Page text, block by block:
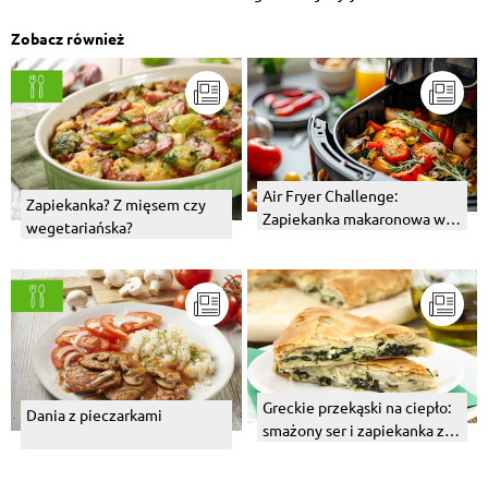
Zobacz również
Zapiekanka? Z mięsem czy
wegetariańska?
Air Fryer Challenge:
Zapiekanka makaronowa w
Dania z pieczarkami
Greckie przekąski na ciepło:
smażony ser i zapiekanka z